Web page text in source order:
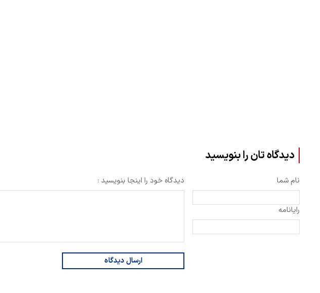
دیدگاه تان را بنویسید
نام شما
رایانامه
دیدگاه خود را اینجا بنویسید :
ارسال دیدگاه